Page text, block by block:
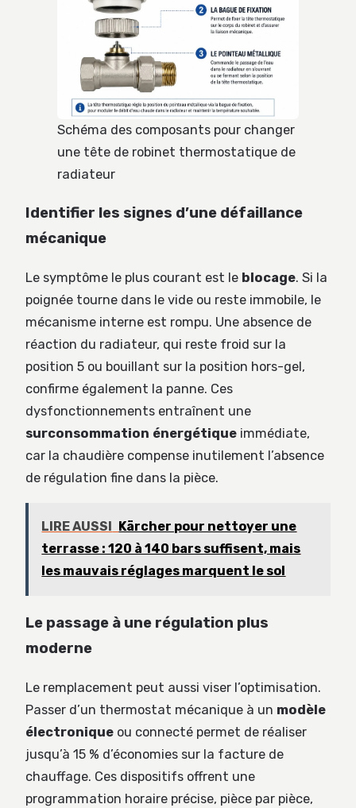
Schéma des composants pour changer
une tête de robinet thermostatique de
radiateur
Identifier les signes d’une défaillance
mécanique
Le symptôme le plus courant est le blocage. Si la
poignée tourne dans le vide ou reste immobile, le
mécanisme interne est rompu. Une absence de
réaction du radiateur, qui reste froid sur la
position 5 ou bouillant sur la position hors-gel,
confirme également la panne. Ces
dysfonctionnements entraînent une
surconsommation énergétique immédiate,
car la chaudière compense inutilement l’absence
de régulation fine dans la pièce.
LIRE AUSSI Kärcher pour nettoyer une
terrasse : 120 à 140 bars suffisent, mais
les mauvais réglages marquent le sol
Le passage à une régulation plus
moderne
Le remplacement peut aussi viser l’optimisation.
Passer d’un thermostat mécanique à un modèle
électronique ou connecté permet de réaliser
jusqu’à 15 % d’économies sur la facture de
chauffage. Ces dispositifs offrent une
programmation horaire précise, pièce par pièce,